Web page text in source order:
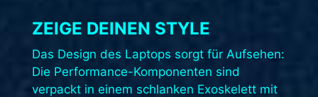
ZEIGE DEINEN STYLE​
Das Design des Laptops sorgt für Aufsehen:
Die Performance-Komponenten sind
verpackt in einem schlanken Exoskelett mit